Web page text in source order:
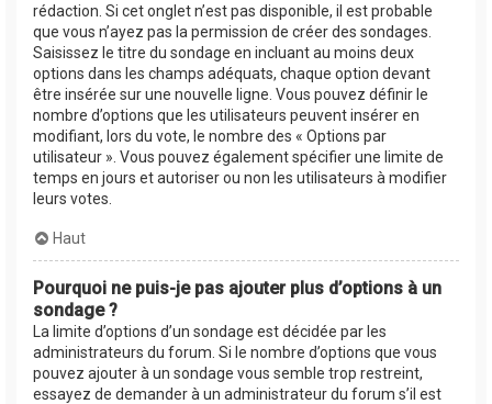
rédaction. Si cet onglet n’est pas disponible, il est probable
que vous n’ayez pas la permission de créer des sondages.
Saisissez le titre du sondage en incluant au moins deux
options dans les champs adéquats, chaque option devant
être insérée sur une nouvelle ligne. Vous pouvez définir le
nombre d’options que les utilisateurs peuvent insérer en
modifiant, lors du vote, le nombre des « Options par
utilisateur ». Vous pouvez également spécifier une limite de
temps en jours et autoriser ou non les utilisateurs à modifier
leurs votes.
Haut
Pourquoi ne puis-je pas ajouter plus d’options à un
sondage ?
La limite d’options d’un sondage est décidée par les
administrateurs du forum. Si le nombre d’options que vous
pouvez ajouter à un sondage vous semble trop restreint,
essayez de demander à un administrateur du forum s’il est